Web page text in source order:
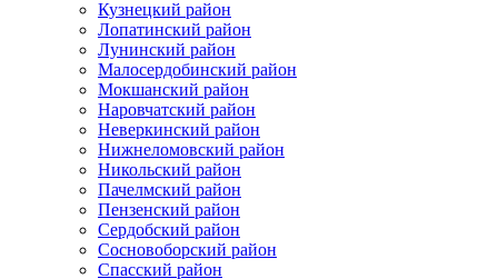
Кузнецкий район
Лопатинский район
Лунинский район
Малосердобинский район
Мокшанский район
Наровчатский район
Неверкинский район
Нижнеломовский район
Никольский район
Пачелмский район
Пензенский район
Сердобский район
Сосновоборский район
Спасский район